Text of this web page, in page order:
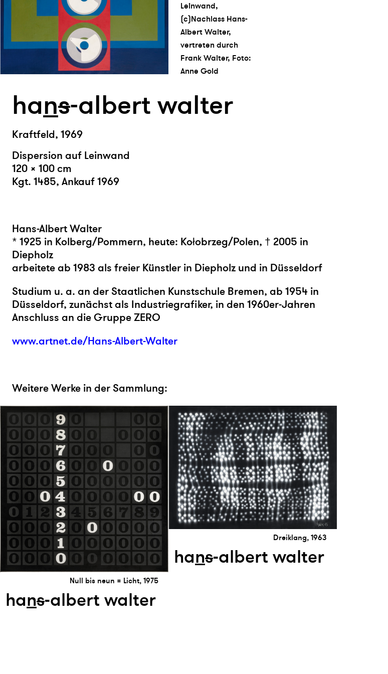
Leinwand,
(c)Nachlass Hans-
Albert Walter,
vertreten durch
Frank Walter, Foto:
Anne Gold
hans-albert walter
Kraftfeld, 1969
Dispersion auf Leinwand
120 × 100 cm
Kgt. 1485, Ankauf 1969
Hans-Albert Walter
* 1925 in Kolberg/Pommern, heute: Kołobrzeg/Polen, † 2005 in
Diepholz
arbeitete ab 1983 als freier Künstler in Diepholz und in Düsseldorf
Studium u. a. an der Staatlichen Kunstschule Bremen, ab 1954 in
Düsseldorf, zunächst als Industriegrafiker, in den 1960er-Jahren
Anschluss an die Gruppe ZERO
www.artnet.de/Hans-Albert-Walter
Weitere Werke in der Sammlung:
Null bis neun = Licht, 1975
hans-albert walter
Dreiklang, 1963
hans-albert walter